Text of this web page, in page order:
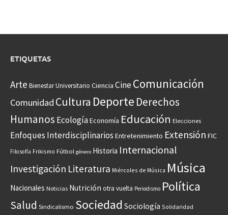
ETIQUETAS
Arte Bienestar Universitario Ciencia CineComunicación
Comunidad Cultura Deporte Derechos
Humanos EcologíaEconomía Educación Elecciones
Enfoques Interdisciplinarios Entretenimiento Extensión FIC
Filosofía Frikismo Fútbol género Historia Internacional
Investigación Literatura Miércoles de Música Música
Nacionales Noticias Nutrición otra vuelta Periodismo Política
Salud Sindicalismo Sociedad Sociología Solidaridad